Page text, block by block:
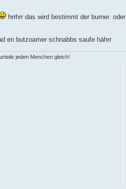
hrrhrr das wird bestimmt der burner. oder
en butzoamer schnabbs saufe hährr
jeden Menchen gleich!